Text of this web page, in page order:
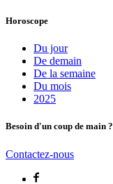
Horoscope
Du jour
De demain
De la semaine
Du mois
2025
Besoin d'un coup de main ?
Contactez-nous